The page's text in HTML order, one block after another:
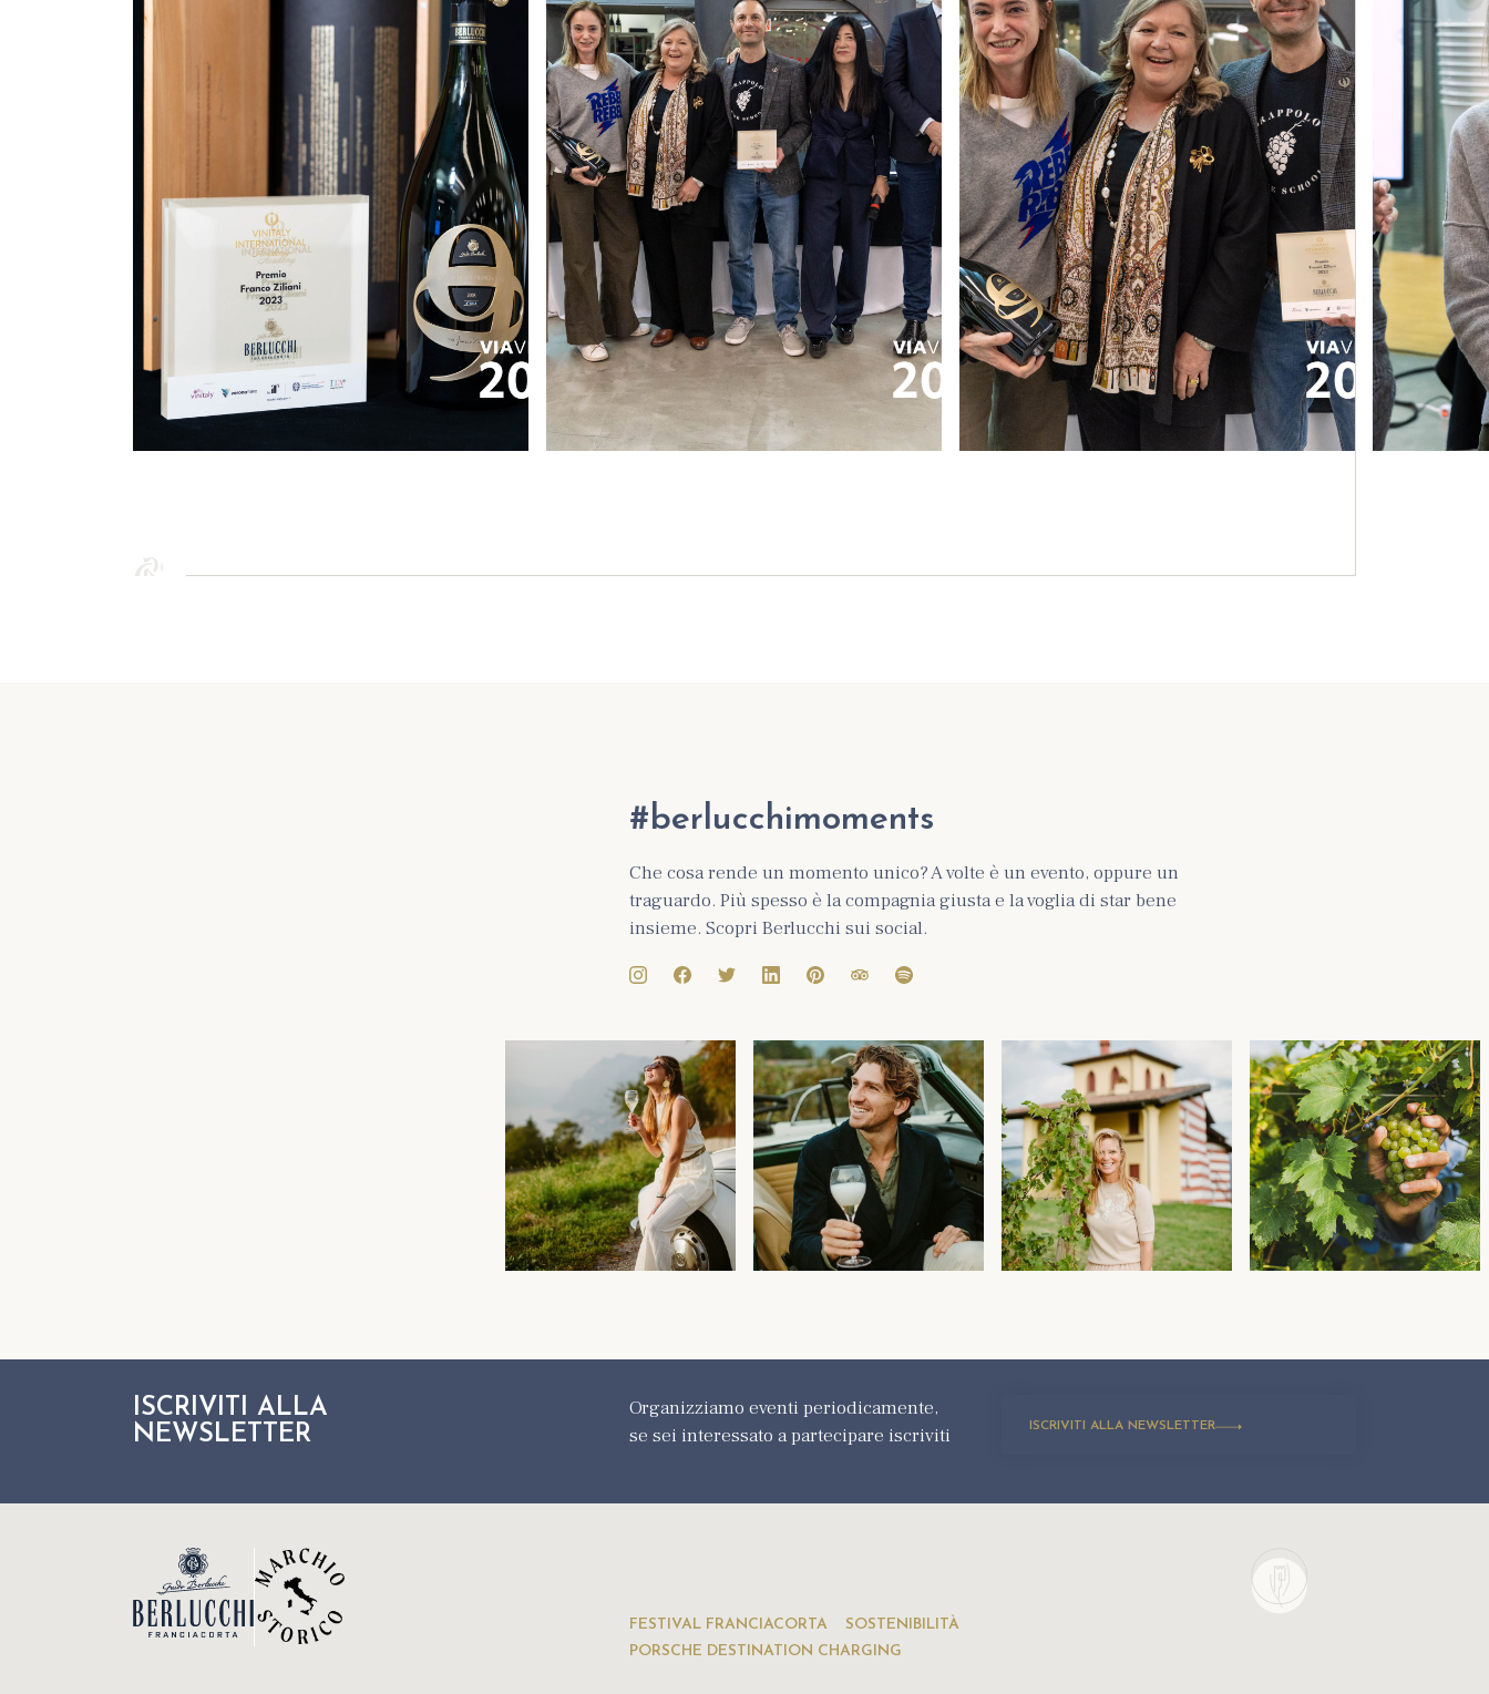
#berlucchimoments
Che cosa rende un momento unico? A volte è un evento, oppure un
traguardo. Più spesso è la compagnia giusta e la voglia di star bene
insieme. Scopri Berlucchi sui social.
ISCRIVITI ALLA
NEWSLETTER
Organizziamo eventi periodicamente,
se sei interessato a partecipare iscriviti
ISCRIVITI ALLA NEWSLETTER
FESTIVAL FRANCIACORTA
SOSTENIBILITÀ
PORSCHE DESTINATION CHARGING